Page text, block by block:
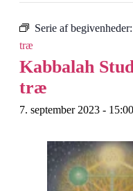
Serie af begivenheder:
træ
Kabbalah
træ
7. september 2023 - 15:00